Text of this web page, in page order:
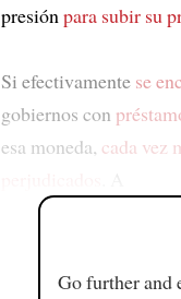
presión para subir su
Si efectivamente se
gobiernos con
esa moneda, cada vez
Go further and